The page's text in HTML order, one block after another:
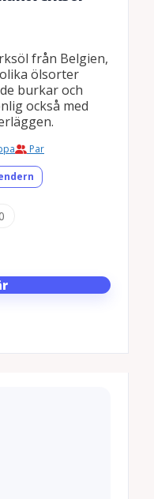
från Belgien,
ölsorter
burkar och
också med
Par
0